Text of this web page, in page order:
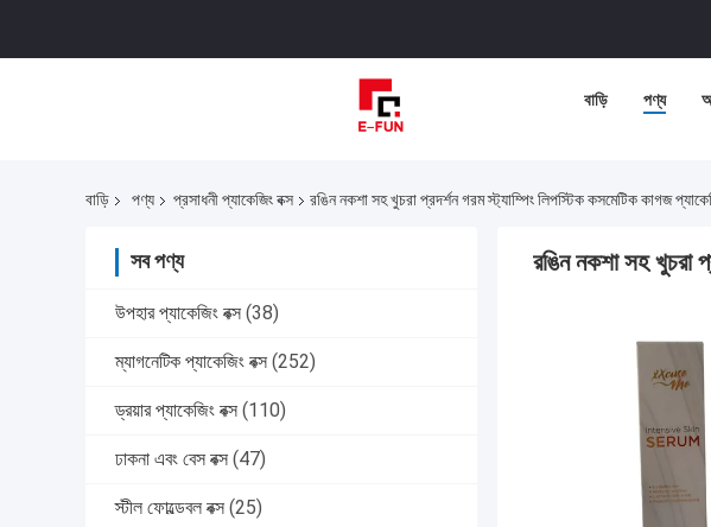
বাড়ি পণ্য
বাড়ি পণ্য প্রসাধনী প্যাকেজিং বক্স রঙিন নকশা সহ খুচরা প্রদর্শন গরম স্ট্যাম্পিং লিপস্টিক কসমেটিক কাগজ
সব পণ্য
উপহার প্যাকেজিং বক্স (38)
ম্যাগনেটিক প্যাকেজিং বক্স (252)
ড্রয়ার প্যাকেজিং বক্স (110)
ঢাকনা এবং বেস বক্স (47)
স্টীল ফোল্ডেবল বক্স (25)
রঙিন নকশা সহ খুচরা